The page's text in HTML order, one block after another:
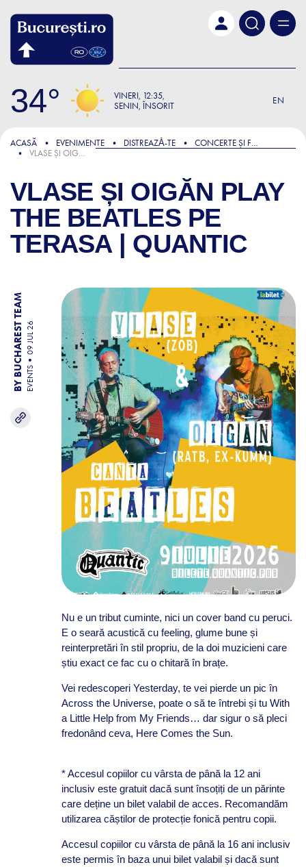
34 VINERI 12:35
SENIN, ÎNSORIT
EN
ACASĂ EVENIMENTE DISTREAZǍ-TE
CONCERTE ȘI FESTIVALURI
VLASE ȘI OIGĂN PLAY THE BEATLES PE TERASA | QUANTIC
VLASE ȘI OIGĂN PLAY
THE BEATLES PE
TERASA | QUANTIC
BY BUCHAREST TEAM EVENTS
09 JUL 26
Nu e un tribut cuminte, nici un cover band cu peruci.
E o seară acustică cu feeling, glume bune și
reinterpretări în stil propriu, de la doi muzicieni care
știu exact ce fac cu o chitară în brațe.
Vei redescoperi Yesterday, te vei pierde un pic în
Across the Universe, poate o să te întrebi și tu With
a Little Help from My Friends… dar sigur o să pleci
fredonând ceva, Here Comes the Sun.
* Accesul copiilor cu vârsta de până la 12 ani
inclusiv este gratuit dacă sunt însoțiți de un părinte
care deține un bilet valabil de acces. Recomandăm
utilizarea căștilor de protecție fonică pentru copii.
Accesul copiilor cu vârsta de până la 16 ani inclusiv
este permis în baza unui bilet valabil și dacă sunt